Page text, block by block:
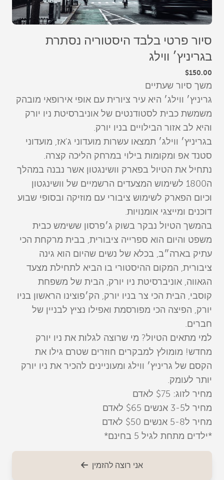
סיור פרטי בלבד היסטוריה נסתרת
בגריניץ׳ ווילג
$150.00
משך סיור שעתיים
גריניץ׳ ווילג׳ היא עיר ציורית עם אופי אירופאי מובהק
משמשת כבית לסטודנטים של אוניברסיטת ניו יורק
והיא לב אזור הבילויים בניו יורק.
בגריניץ׳ ווילג׳ תמצאו עשרות מועדוני ג'אז, מועדוני
סטנד אפ ומקומות בילוי במרחק הליכה קצרה.
נתחיל את הטיול בפארק וושינגטון אשר נבנה במהלך
ה1800 לשימוש המצעדים הרשמיים של וושינגטון
וכיום הפארק לשימוש ציבורי עם מוזיקה ובסופי שבוע
דוכנים ומייצגי אומנויות.
בהמשך הטיול נבקר בשוק ג׳פרסון ששימש כבית
משפט והיום הוא ספרייה ציבורית, בבית מרקחת הכי
עתיק בארה״ב, בכלא של נשים שהיום הוא גינה
ציבורית, המקום ההיסטורי בו הביא לתחילת מצעד
הגאווה, אוניברסיטת ניו יורק, הבית של משפחת
קוסבי, הבית הכי צר בניו יורק, הק׳פוצינו הראשון בניו
יורק, הפיצה הכי מפורסמת ואפילו נציץ לבניין של
חברים.
למי מתאים הטיול? מי שרוצה לגלות את ניו יורק
מחדש! מומולץ למבקרים חוזרים שטרם גילו את
הקסם של גריניץ׳ ווילג ומעוניינים להכיר את ניו יורק
יותר לעומק.
מחיר לזוג: $75 לאדם
מחיר ל3-5 אנשים $65 לאדם
מחיר ל5-8 אנשים $50 לאדם
*ילדים מתחת לגיל 5 בחינם*
אני רוצה להזמין